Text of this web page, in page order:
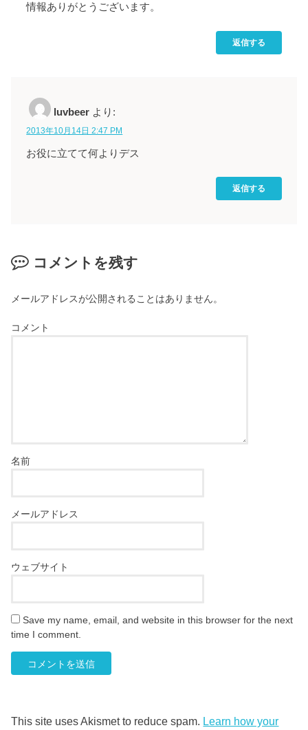
情報ありがとうございます。
返信する
luvbeer より:
2013年10月14日 2:47 PM
お役に立てて何よりデス
返信する
コメントを残す
メールアドレスが公開されることはありません。
コメント
名前
メールアドレス
ウェブサイト
Save my name, email, and website in this browser for the next
time I comment.
This site uses Akismet to reduce spam. Learn how your